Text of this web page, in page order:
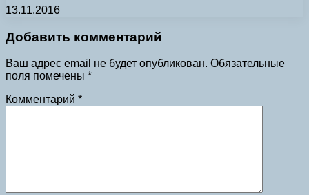
13.11.2016
Добавить комментарий
Ваш адрес email не будет опубликован. Обязательные
поля помечены *
Комментарий *